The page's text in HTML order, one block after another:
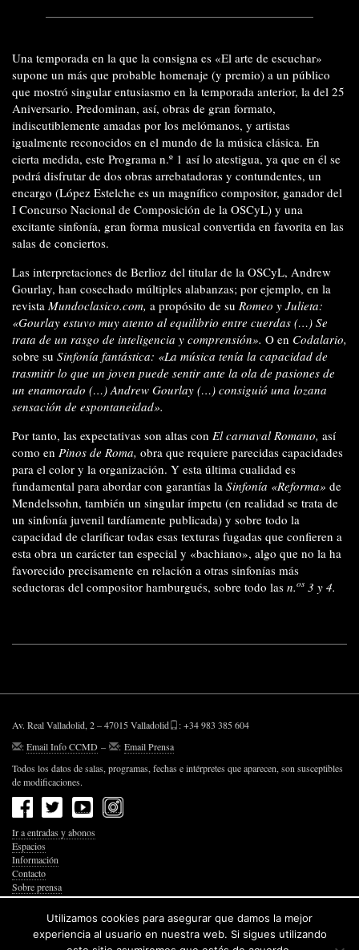
Una temporada en la que la consigna es «El arte de escuchar»
supone un más que probable homenaje (y premio) a un público
que mostró singular entusiasmo en la temporada anterior, la del 25
Aniversario. Predominan, así, obras de gran formato,
indiscutiblemente amadas por los melómanos, y artistas
igualmente reconocidos en el mundo de la música clásica. En
cierta medida, este Programa n.º 1 así lo atestigua, ya que en él se
podrá disfrutar de dos obras arrebatadoras y contundentes, un
encargo (López Estelche es un magnífico compositor, ganador del
I Concurso Nacional de Composición de la OSCyL) y una
excitante sinfonía, gran forma musical convertida en favorita en las
salas de conciertos.
Las interpretaciones de Berlioz del titular de la OSCyL, Andrew
Gourlay, han cosechado múltiples alabanzas; por ejemplo, en la
revista Mundoclasico.com, a propósito de su Romeo y Julieta:
«Gourlay estuvo muy atento al equilibrio entre cuerdas (…) Se
trata de un rasgo de inteligencia y comprensión». O en Codalario,
sobre su Sinfonía fantástica: «La música tenía la capacidad de
trasmitir lo que un joven puede sentir ante la ola de pasiones de
un enamorado (…) Andrew Gourlay (…) consiguió una lozana
sensación de espontaneidad».
Por tanto, las expectativas son altas con El carnaval Romano, así
como en Pinos de Roma, obra que requiere parecidas capacidades
para el color y la organización. Y esta última cualidad es
fundamental para abordar con garantías la Sinfonía «Reforma» de
Mendelssohn, también un singular ímpetu (en realidad se trata de
un sinfonía juvenil tardíamente publicada) y sobre todo la
capacidad de clarificar todas esas texturas fugadas que confieren a
esta obra un carácter tan especial y «bachiano», algo que no la ha
favorecido precisamente en relación a otras sinfonías más
seductoras del compositor hamburgués, sobre todo las n.os 3 y 4.
Av. Real Valladolid, 2 – 47015 Valladolid
: +34 983 385 604
:Email Info CCMD – : Email Prensa
Todos los datos de salas, programas, fechas e intérpretes que aparecen, son susceptibles
de modificaciones.
Ir a entradas y abonos
Espacios
Información
Contacto
Sobre prensa
Política de Privacidad
Política de Cookies
Accesibilidad Web
Utilizamos cookies para asegurar que damos la mejor
experiencia al usuario en nuestra web. Si sigues utilizando